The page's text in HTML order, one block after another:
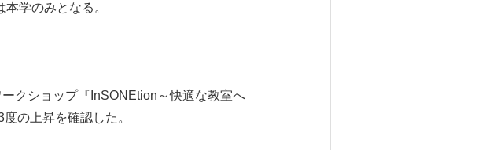
学のみとなる。
クショップ『InSONEtion～快適な教室へ
の上昇を確認した。